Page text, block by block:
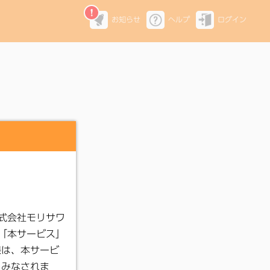
お知らせ ヘルプ ログイン